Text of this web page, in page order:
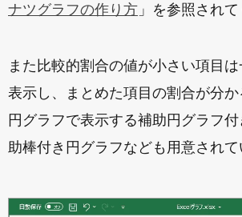
ナツグラフの作り方 」を参照されて
また比較的割合の値が小さい項目
表示し、まとめた項目の割合が分
円グラフで表示する補助円グラフ
助棒付き円グラフなども用意されて